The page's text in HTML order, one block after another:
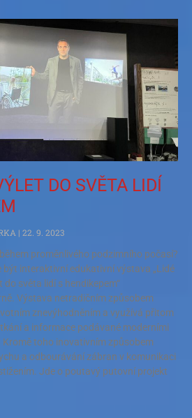
DO SVĚTA LIDÍ
22. 9. 2023
proměnlivého podzimního počasí?
interaktivní edukativní výstava „Lidé
světa lidí s hendikepem“
Výstava netradičním způsobem
znevýhodněním a využívá přitom
a informace podávané moderními
toho inovativním způsobem
a odbourávání zábran v komunikaci
Jde o poutavý putovní projekt